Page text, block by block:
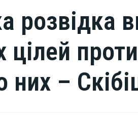
розвідка
цілей
них –